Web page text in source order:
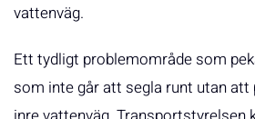
vattenväg.
Ett tydligt problemområde som
som inte går att segla runt utan